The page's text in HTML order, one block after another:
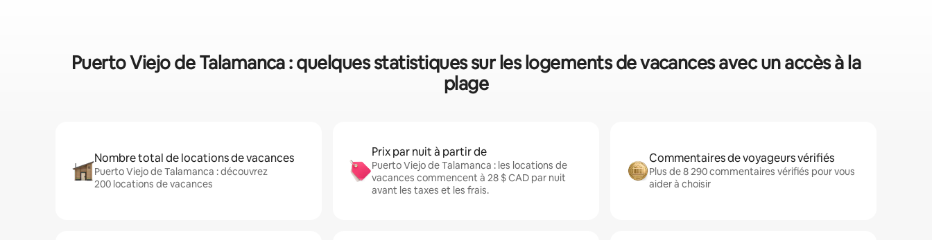
Puerto Viejo de Talamanca : quelques statistiques sur les logements de vacances avec un accès à la
plage
Nombre total de locations de vacances
Puerto Viejo de Talamanca : découvrez
200 locations de vacances
Prix par nuit à partir de
Puerto Viejo de Talamanca : les locations de
vacances commencent à 28 $ CAD par nuit
avant les taxes et les frais.
Commentaires de voyageurs vérifiés
Plus de 8 290 commentaires vérifiés pour vous
aider à choisir